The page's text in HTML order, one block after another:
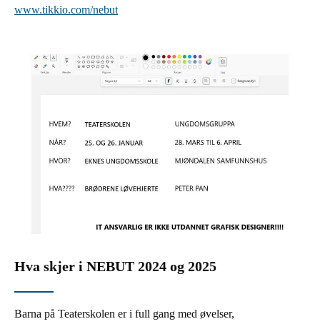
www.tikkio.com/nebut
Hva skjer i NEBUT 2024 og 2025
Barna på Teaterskolen er i full gang med øvelser,